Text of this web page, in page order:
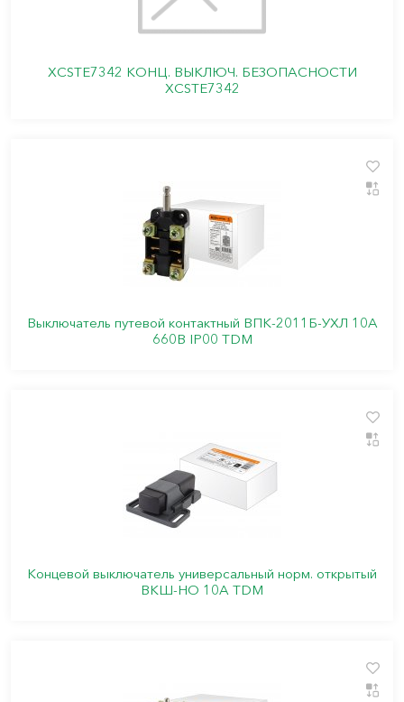
XCSTE7342 КОНЦ. ВЫКЛЮЧ. БЕЗОПАСНОСТИ
XCSTE7342
Выключатель путевой контактный ВПК-2011Б-УХЛ 10А
660В IP00 TDM
Концевой выключатель универсальный норм. открытый
ВКШ-НО 10А TDM